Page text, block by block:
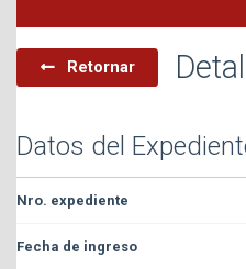
Retornar
Datos del